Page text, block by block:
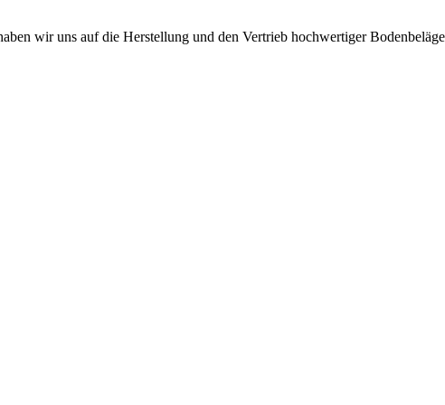
wir uns auf die Herstellung und den Vertrieb hochwertiger